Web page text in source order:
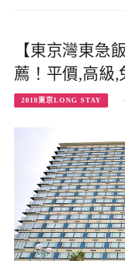
【東京灣東急
薦！平價,高級,
2018東京LONG STAY